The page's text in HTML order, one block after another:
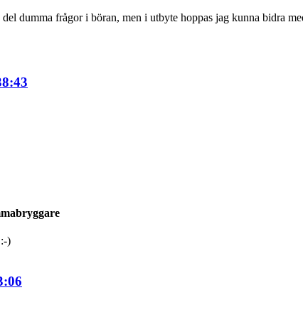
dumma frågor i böran, men i utbyte hoppas jag kunna bidra
)